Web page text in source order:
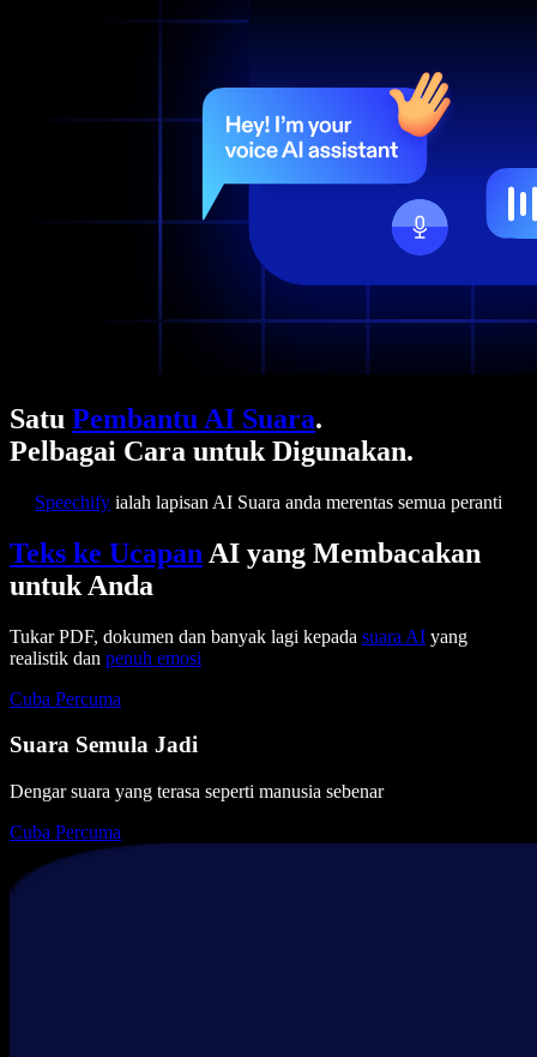
Satu Pembantu AI Suara.
Pelbagai Cara untuk Digunakan.
Speechify ialah lapisan AI Suara anda merentas semua peranti
Teks ke Ucapan AI yang Membacakan
untuk Anda
Tukar PDF, dokumen dan banyak lagi kepada suara AI yang
realistik dan penuh emosi
Cuba Percuma
Suara Semula Jadi
Dengar suara yang terasa seperti manusia sebenar
Cuba Percuma